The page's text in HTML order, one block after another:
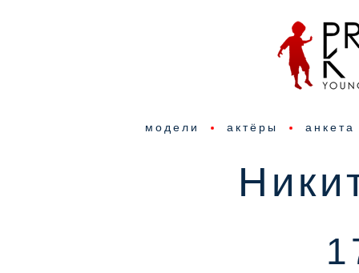
модели актёры анкета